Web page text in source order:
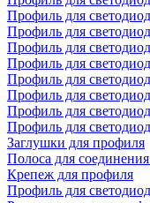
Профиль для
Профиль для
Профиль для
Профиль для
Профиль для
Профиль для
Профиль для
Профиль для
Заглушки для профиля
Полоса для
Крепеж для профиля
Профиль для